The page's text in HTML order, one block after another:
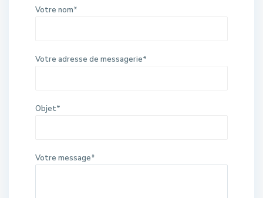
Votre nom*
Votre adresse de messagerie*
Objet*
Votre message*